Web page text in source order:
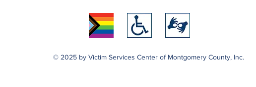
© 2025 by Victim Services Center of Montgomery County, Inc.